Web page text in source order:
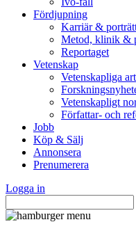
Fördjupning
Karriär &
Metod, klinik &
Reportaget
Vetenskap
Vetenskapliga
Vetenskapligt
Författar- och
Jobb
Köp & Sälj
Annonsera
Prenumerera
Logga in